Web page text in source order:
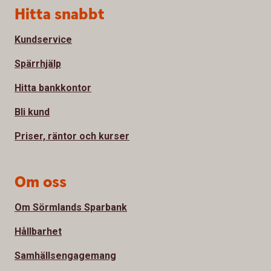
Sidfot
Hitta snabbt
Kundservice
Spärrhjälp
Hitta bankkontor
Bli kund
Priser, räntor och kurser
Om oss
Om Sörmlands Sparbank
Hållbarhet
Samhällsengagemang